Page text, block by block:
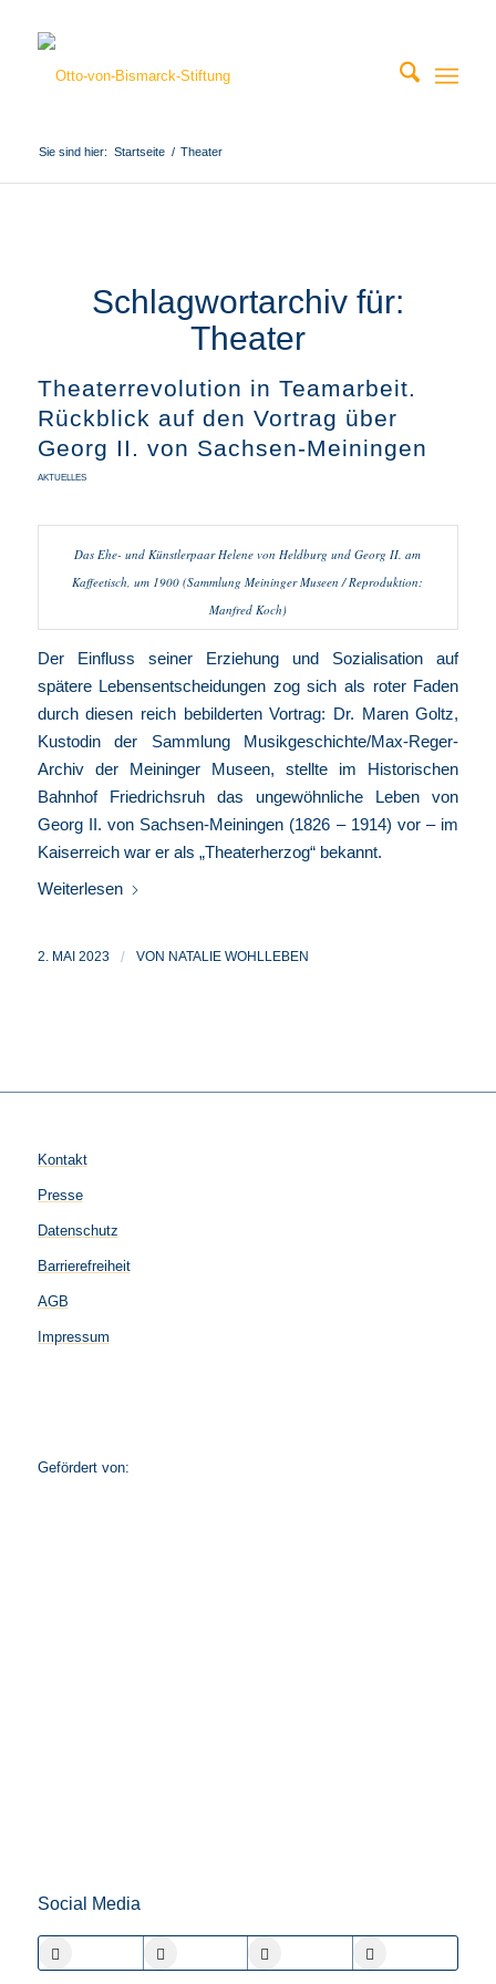
Sie sind hier: Startseite / Theater
Schlagwortarchiv für:
Theater
Theaterrevolution in Teamarbeit.
Rückblick auf den Vortrag über
Georg II. von Sachsen-Meiningen
AKTUELLES
Das Ehe- und Künstlerpaar Helene von Heldburg und Georg II. am
Kaffeetisch, um 1900 (Sammlung Meininger Museen / Reproduktion:
Manfred Koch)
Der Einfluss seiner Erziehung und Sozialisation auf
spätere Lebensentscheidungen zog sich als roter Faden
durch diesen reich bebilderten Vortrag: Dr. Maren Goltz,
Kustodin der Sammlung Musikgeschichte/Max-Reger-
Archiv der Meininger Museen, stellte im Historischen
Bahnhof Friedrichsruh das ungewöhnliche Leben von
Georg II. von Sachsen-Meiningen (1826 – 1914) vor – im
Kaiserreich war er als „Theaterherzog“ bekannt.
Weiterlesen
2. MAI 2023 / VON NATALIE WOHLLEBEN
Kontakt
Presse
Datenschutz
Barrierefreiheit
AGB
Impressum
Gefördert von:
Social Media